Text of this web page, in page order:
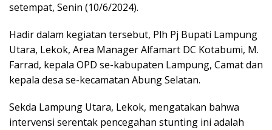
setempat, Senin (10/6/2024).
Hadir dalam kegiatan tersebut, Plh Pj Bupati Lampung
Utara, Lekok, Area Manager Alfamart DC Kotabumi, M.
Farrad, kepala OPD se-kabupaten Lampung, Camat dan
kepala desa se-kecamatan Abung Selatan.
Sekda Lampung Utara, Lekok, mengatakan bahwa
intervensi serentak pencegahan stunting ini adalah